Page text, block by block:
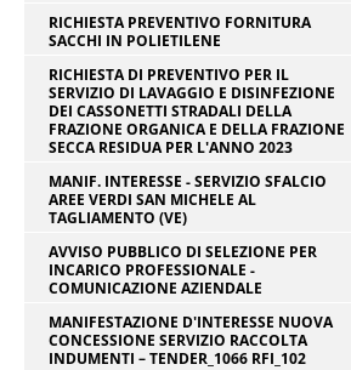
RICHIESTA PREVENTIVO FORNITURA
SACCHI IN POLIETILENE
RICHIESTA DI PREVENTIVO PER IL
SERVIZIO DI LAVAGGIO E DISINFEZIONE
DEI CASSONETTI STRADALI DELLA
FRAZIONE ORGANICA E DELLA FRAZIONE
SECCA RESIDUA PER L'ANNO 2023
MANIF. INTERESSE - SERVIZIO SFALCIO
AREE VERDI SAN MICHELE AL
TAGLIAMENTO (VE)
AVVISO PUBBLICO DI SELEZIONE PER
INCARICO PROFESSIONALE -
COMUNICAZIONE AZIENDALE
MANIFESTAZIONE D'INTERESSE NUOVA
CONCESSIONE SERVIZIO RACCOLTA
INDUMENTI – TENDER_1066 RFI_102